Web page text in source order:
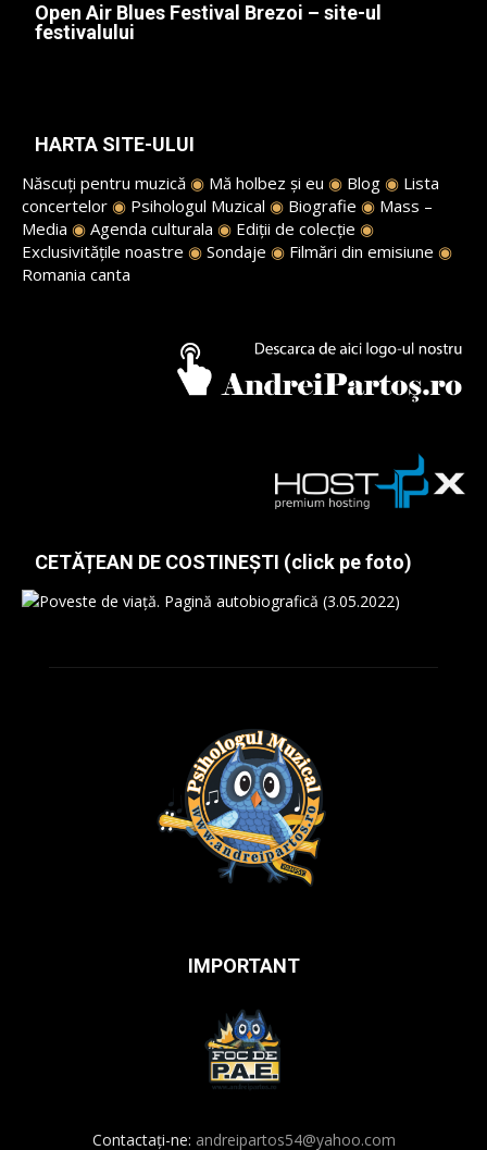
Open Air Blues Festival Brezoi – site-ul
festivalului
HARTA SITE-ULUI
Născuți pentru muzică ◉ Mă holbez și eu ◉ Blog ◉ Lista
concertelor ◉ Psihologul Muzical ◉ Biografie ◉ Mass –
Media ◉ Agenda culturala ◉ Ediții de colecție ◉
Exclusivitățile noastre ◉ Sondaje ◉ Filmări din emisiune ◉
Romania canta
CETĂȚEAN DE COSTINEȘTI (click pe foto)
IMPORTANT
Contactați-ne: andreipartos54@yahoo.com